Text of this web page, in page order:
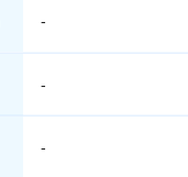
-
-
-